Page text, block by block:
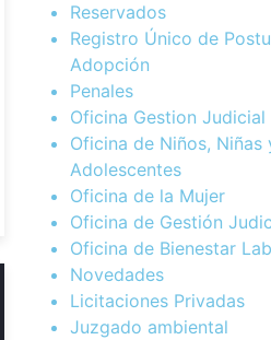
Reservados
Registro Único de
Adopción
Penales
Oficina Gestion Judicial
Oficina de Niños, Niñas
Adolescentes
Oficina de la Mujer
Oficina de Gestión
Oficina de Bienestar
Novedades
Licitaciones Privadas
Juzgado ambiental